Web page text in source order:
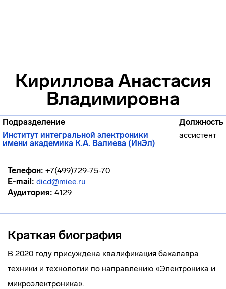
Кириллова Анастасия
Владимировна
Подразделение
Должность
Институт интегральной электроники
имени академика К.А. Валиева (ИнЭл)
ассистент
Телефон: +7(499)729-75-70
E-mail: dicd@miee.ru
Аудитория: 4129
Краткая биография
В 2020 году присуждена квалификация бакалавра
техники и технологии по направлению «Электроника и
микроэлектроника».